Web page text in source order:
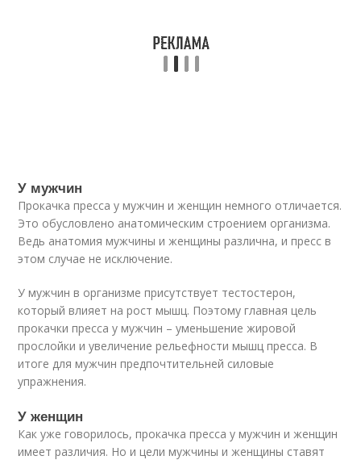
У мужчин
Прокачка пресса у мужчин и женщин немного отличается.
Это обусловлено анатомическим строением организма.
Ведь анатомия мужчины и женщины различна, и пресс в
этом случае не исключение.
У мужчин в организме присутствует тестостерон,
который влияет на рост мышц. Поэтому главная цель
прокачки пресса у мужчин – уменьшение жировой
прослойки и увеличение рельефности мышц пресса. В
итоге для мужчин предпочтительней силовые
упражнения.
У женщин
Как уже говорилось, прокачка пресса у мужчин и женщин
имеет различия. Но и цели мужчины и женщины ставят